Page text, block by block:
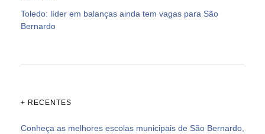
Toledo: líder em balanças ainda tem vagas para São
Bernardo
+ RECENTES
Conheça as melhores escolas municipais de São Bernardo,